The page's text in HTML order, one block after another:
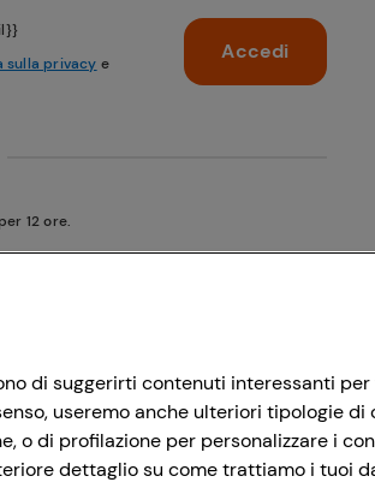
sulla privacy e Accedi
12 ore.
di suggerirti contenuti interessanti
useremo anche ulteriori tipologie di
di profilazione per personalizzare i
dettaglio su come trattiamo i tuoi